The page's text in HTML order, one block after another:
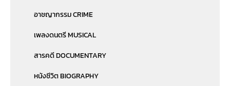
อาชญากรรม CRIME
เพลงดนตรี MUSICAL
สารคดี DOCUMENTARY
หนังชีวิต BIOGRAPHY